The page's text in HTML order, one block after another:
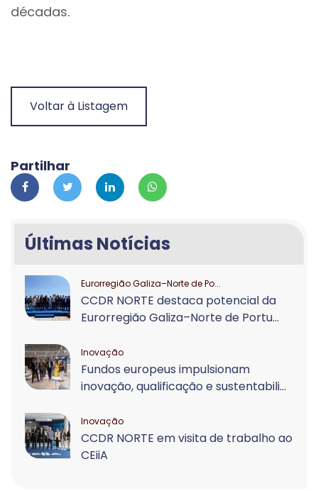
décadas.
Voltar à Listagem
Partilhar
Últimas Notícias
Eurorregião Galiza–Norte de Po...
CCDR NORTE destaca potencial da
Eurorregião Galiza–Norte de Portu...
Inovação
Fundos europeus impulsionam
inovação, qualificação e sustentabili...
Inovação
CCDR NORTE em visita de trabalho ao
CEiiA